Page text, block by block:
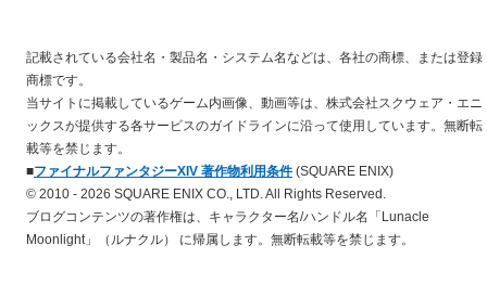
記載されている会社名・製品名・システム名などは、各社の商標、または登録
商標です。
当サイトに掲載しているゲーム内画像、動画等は、株式会社スクウェア・エニ
ックスが提供する各サービスのガイドラインに沿って使用しています。無断転
載等を禁じます。
■ファイナルファンタジーXIV 著作物利用条件(SQUARE ENIX)
© 2010 - 2026 SQUARE ENIX CO., LTD. All Rights Reserved.
ブログコンテンツの著作権は、キャラクター名/ハンドル名「Lunacle
Moonlight」（ルナクル） に帰属します。無断転載等を禁じます。